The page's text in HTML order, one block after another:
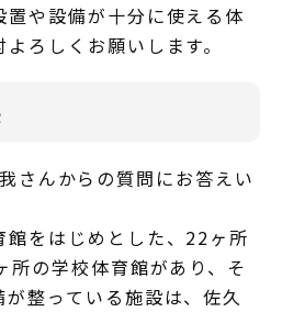
置や設備が十分に使える体
ろしくお願いします。
さんからの質問にお答えい
をはじめとした、22ヶ所
所の学校体育館があり、そ
整っている施設は、佐久